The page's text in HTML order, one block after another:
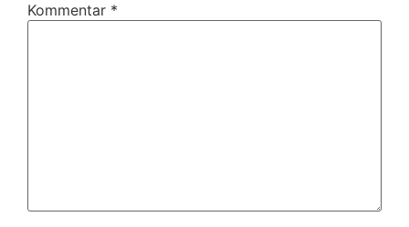
Kommentar *